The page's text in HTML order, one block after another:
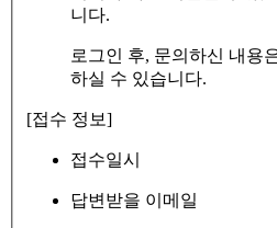
니다.
로그인 후, 문의하신 내용
하실 수 있습니다.
[접수 정보]
접수일시
답변받을 이메일